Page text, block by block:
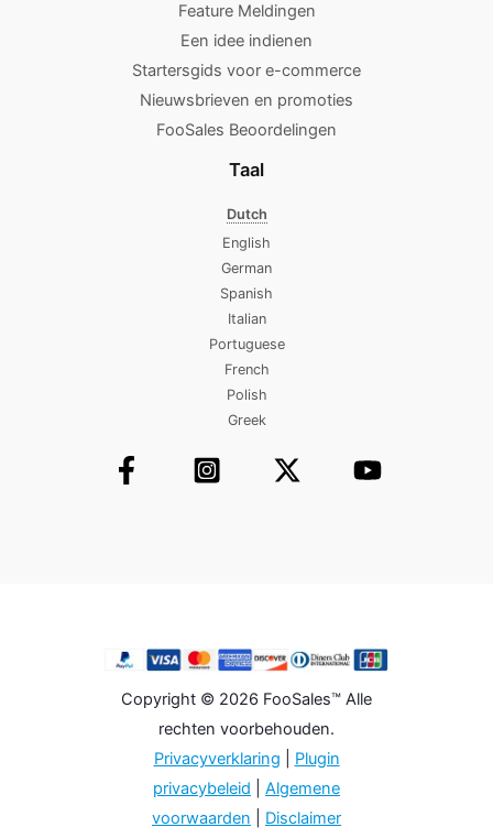
Feature Meldingen
Een idee indienen
Startersgids voor e-commerce
Nieuwsbrieven en promoties
FooSales Beoordelingen
Taal
Dutch
English
German
Spanish
Italian
Portuguese
French
Polish
Greek
Copyright © 2026 FooSales™ Alle
rechten voorbehouden.
Privacyverklaring
Plugin
privacybeleid
Algemene
voorwaarden
Disclaimer